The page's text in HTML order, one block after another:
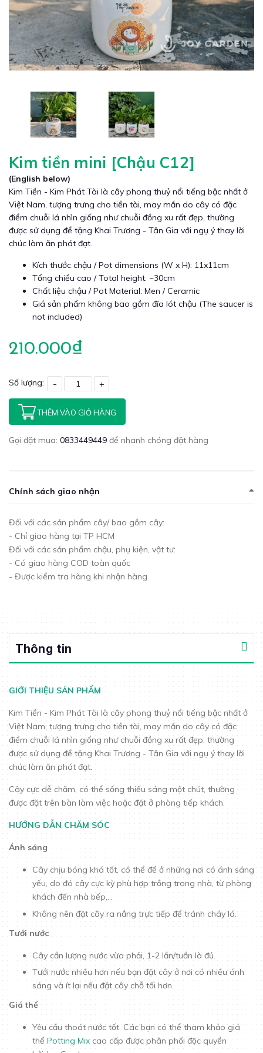
Kim tiền mini [Chậu C12]
(English below)
Kim Tiền - Kim Phát Tài là cây phong thuỷ nổi tiếng bậc nhất ở
Việt Nam, tượng trưng cho tiền tài, may mắn do cây có đặc
điểm chuỗi lá nhìn giống như chuỗi đồng xu rất đẹp, thường
được sử dụng để tặng Khai Trương - Tân Gia với ngụ ý thay lời
chúc làm ăn phát đạt.
Kích thước chậu / Pot dimensions (W x H): 11x11cm
Tổng chiều cao / Total height: ~30cm
Chất liệu chậu / Pot Material: Men / Ceramic
Giá sản phẩm không bao gồm đĩa lót chậu (The saucer is
not included)
210.000₫
Số lượng: - +
THÊM VÀO GIỎ HÀNG
Gọi đặt mua: 0833449449 để nhanh chóng đặt hàng
Chính sách giao nhận
Đối với các sản phẩm cây/ bao gồm cây:
- Chỉ giao hàng tại TP HCM
Đối với các sản phẩm chậu, phụ kiện, vật tư:
- Có giao hàng COD toàn quốc
- Được kiểm tra hàng khi nhận hàng
Thông tin
GIỚI THIỆU SẢN PHẨM
Kim Tiền - Kim Phát Tài là cây phong thuỷ nổi tiếng bậc nhất ở
Việt Nam, tượng trưng cho tiền tài, may mắn do cây có đặc
điểm chuỗi lá nhìn giống như chuỗi đồng xu rất đẹp, thường
được sử dụng để tặng Khai Trương - Tân Gia với ngụ ý thay lời
chúc làm ăn phát đạt.
Cây cực dễ chăm, có thể sống thiếu sáng một chút, thường
được đặt trên bàn làm việc hoặc đặt ở phòng tiếp khách.
HƯỚNG DẪN CHĂM SÓC
Ánh sáng
Cây chịu bóng khá tốt, có thể để ở những nơi có ánh sáng
yếu, do đó cây cực kỳ phù hợp trồng trong nhà, từ phòng
khách đến nhà bếp,...
Không nên đặt cây ra nắng trực tiếp để tránh cháy lá.
Tưới nước
Cây cần lượng nước vừa phải, 1-2 lần/tuần là đủ.
Tưới nước nhiều hơn nếu bạn đặt cây ở nơi có nhiều ánh
sáng và ít lại nếu đặt cây chỗ tối hơn.
Giá thể
Yêu cầu thoát nước tốt. Các bạn có thể tham khảo giá
thểPotting Mixcao cấp được phân phối độc quyền